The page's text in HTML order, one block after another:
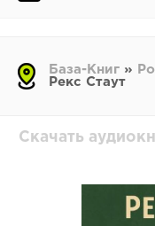
База-Книг »
Рекс Стаут
Скачать